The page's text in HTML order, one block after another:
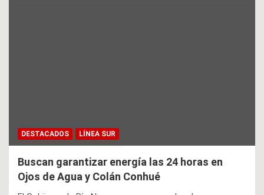
DESTACADOS LÍNEA SUR
Buscan garantizar energía las 24 horas en
Ojos de Agua y Colán Conhué